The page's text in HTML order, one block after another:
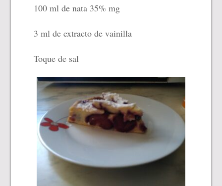
100 ml de nata 35% mg
3 ml de extracto de vainilla
Toque de sal